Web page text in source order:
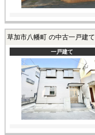
草加市八幡町 の中古一戸建て
一戸建て